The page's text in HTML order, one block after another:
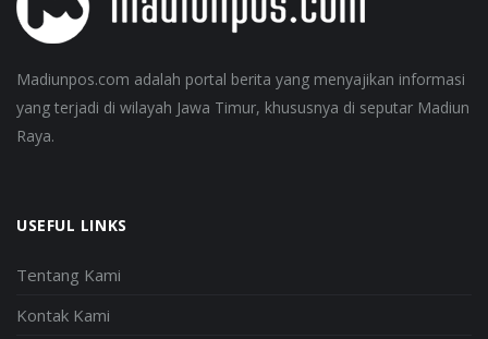
Madiunpos.com adalah portal berita yang menyajikan informasi
yang terjadi di wilayah Jawa Timur, khususnya di seputar Madiun
Raya.
USEFUL LINKS
Tentang Kami
Kontak Kami